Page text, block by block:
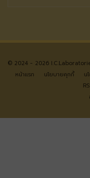
© 2024 - 2026
หน้าแรก
นโยบายคุกกี้ น